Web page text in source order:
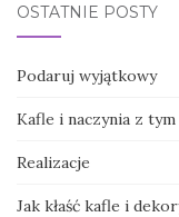
OSTATNIE POSTY
Podaruj wyjątkowy
Kafle i naczynia z
Realizacje
Jak kłaść kafle i